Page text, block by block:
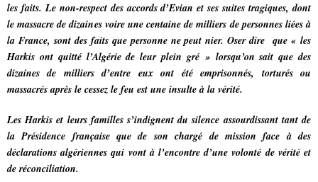
les faits. Le non-respect des accords d’Evian et ses suites tragiques, dont
le massacre de dizaines voire une centaine de milliers de personnes liées à
la France, sont des faits que personne ne peut nier. Oser dire que « les
Harkis ont quitté l’Algérie de leur plein gré » lorsqu’on sait que des
dizaines de milliers d’entre eux ont été emprisonnés, torturés ou
massacrés après le cessez le feu est une insulte à la vérité.
Les Harkis et leurs familles s’indignent du silence assourdissant tant de
la Présidence française que de son chargé de mission face à des
déclarations algériennes qui vont à l’encontre d’une volonté de vérité et
de réconciliation.